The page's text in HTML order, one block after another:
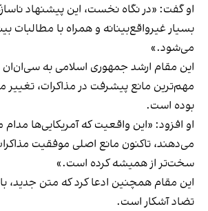
او گفت: «در نگاه نخست، این پیشنهاد
بسیار غیرواقع‌بینانه و همراه با مطالبات
می‌شود.»
این مقام ارشد جمهوری اسلامی به
مهم‌ترین مانع پیشرفت در مذاکرات، تغییر
بوده است.
او افزود: «این واقعیت که آمریکایی‌ها
می‌دهند، تاکنون مانع اصلی موفقیت
سخت‌تر از همیشه کرده است.»
این مقام همچنین ادعا کرد که متن جدید،
تضاد آشکار است.